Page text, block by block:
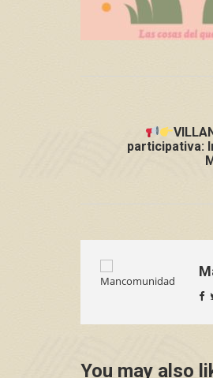
participativa:
You may also